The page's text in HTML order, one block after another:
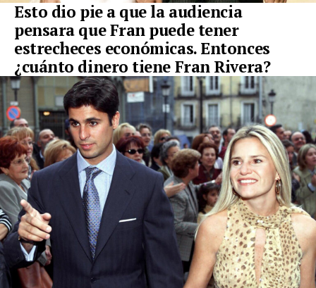
Esto dio pie a que la audiencia
pensara que Fran puede tener
estrecheces económicas. Entonces
¿cuánto dinero tiene Fran Rivera?